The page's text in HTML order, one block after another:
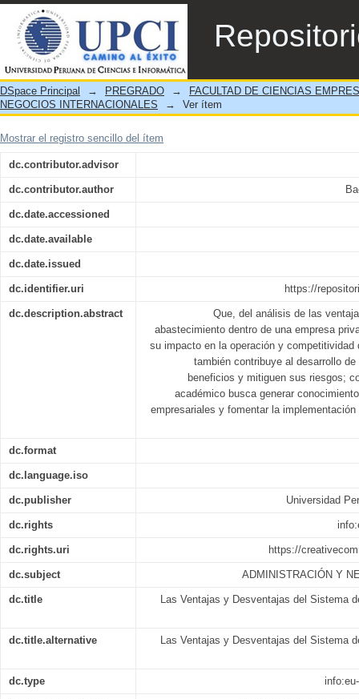
Las Ventajas y Desventajas del Sistema
DSpace Principal → PREGRADO →
FACULTAD DE CIENCIAS
NEGOCIOS INTERNACIONALES
→ Ver ítem
Mostrar el registro sencillo del ítem
dc.contributor.advisor
dc.contributor.author
dc.date.accessioned
dc.date.available
dc.date.issued
dc.identifier.uri https://
dc.description.abstract
Que, del análisis de las
abastecimiento dentro de una empresa
su impacto en la operación y
también contribuye al desarrollo
beneficios y mitiguen sus riesgos;
académico busca generar
empresariales y fomentar la
dc.format
dc.language.iso
dc.publisher Universidad
dc.rights
dc.rights.uri https://
dc.subject ADMINISTRACIÓN Y
dc.title Las Ventajas y Desventajas del Sistema
dc.title.alternative Las Ventajas y Desventajas del Sistema
dc.type